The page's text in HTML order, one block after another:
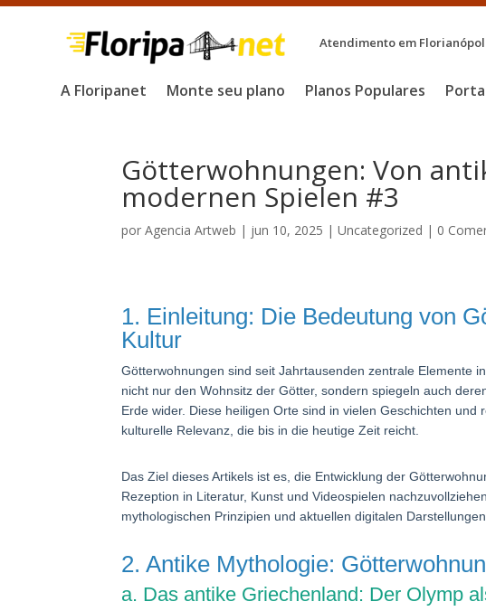
Atendimento em
A Floripanet Monte seu plano Planos Populares
Götterwohnungen: Von
modernen Spielen #3
porAgencia Artweb | jun 10, 2025 |Uncategorized | 0
1. Einleitung: Die Bedeutung von
Kultur
Götterwohnungen sind seit Jahrtausenden zentrale Elemente
nicht nur den Wohnsitz der Götter, sondern spiegeln auch
Erde wider. Diese heiligen Orte sind in vielen Geschichten
kulturelle Relevanz, die bis in die heutige Zeit reicht.
Das Ziel dieses Artikels ist es, die Entwicklung der
Rezeption in Literatur, Kunst und Videospielen
mythologischen Prinzipien und aktuellen digitalen
2. Antike Mythologie:
a. Das antike Griechenland: Der Olymp